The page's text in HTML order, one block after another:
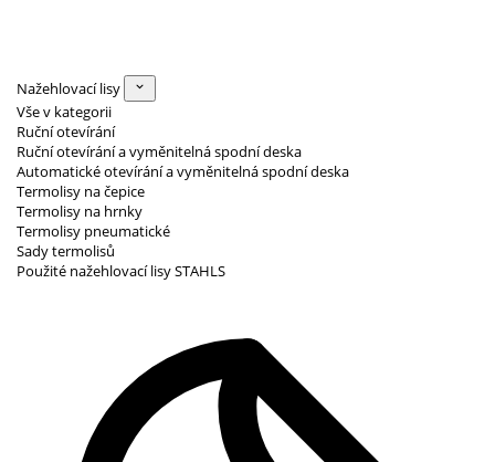
Nažehlovací lisy
Vše v kategorii
Ruční otevírání
Ruční otevírání a vyměnitelná spodní deska
Automatické otevírání a vyměnitelná spodní deska
Termolisy na čepice
Termolisy na hrnky
Termolisy pneumatické
Sady termolisů
Použité nažehlovací lisy STAHLS